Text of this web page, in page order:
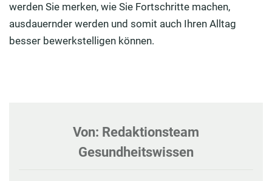
werden Sie merken, wie Sie Fortschritte machen,
ausdauernder werden und somit auch Ihren Alltag
besser bewerkstelligen können.
Von: Redaktionsteam
Gesundheitswissen